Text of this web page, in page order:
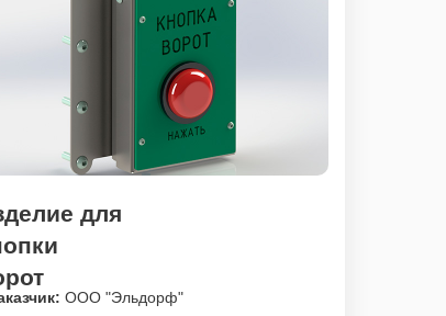
для
ООО "Эльдорф"